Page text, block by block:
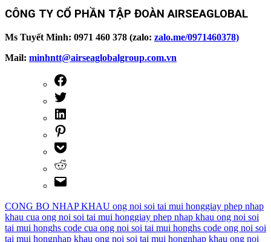
CÔNG TY CỔ PHẦN TẬP ĐOÀN AIRSEAGLOBAL
Ms Tuyết Minh: 0971 460 378 (zalo: zalo.me/0971460378)
Mail: minhntt@airseaglobalgroup.com.vn
CONG BO NHAP KHAU ong noi soi tai mui honggiay phep nhap
khau cua ong noi soi tai mui honggiay phep nhap khau ong noi soi
tai mui honghs code cua ong noi soi tai mui honghs code ong noi soi
tai mui hongnhap khau ong noi soi tai mui hongnhap khau ong noi